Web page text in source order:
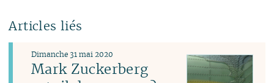
Articles liés
Mark Zuckerberg
Dimanche 31 mai 2020